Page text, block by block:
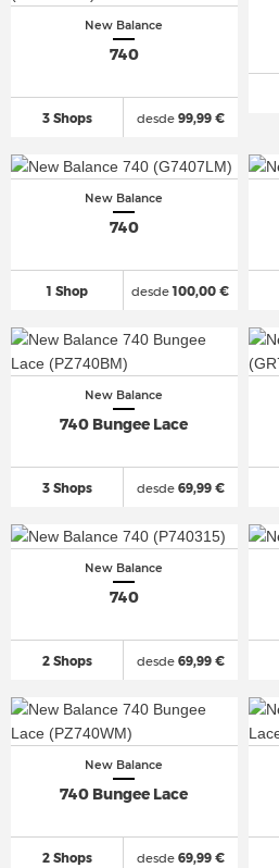
New Balance
740
3 Shops desde99,99 €
New Balance
740
1 Shop desde100,00 €
New Balance
740 Bungee Lace
3 Shops desde69,99 €
New Balance
740
2 Shops desde69,99 €
New Balance
740 Bungee Lace
2 Shops desde69,99 €